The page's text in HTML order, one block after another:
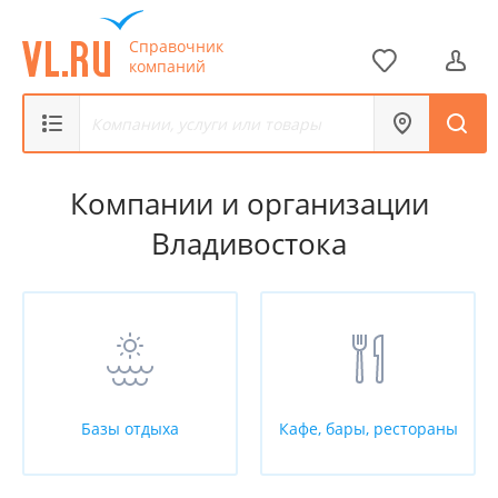
Справочник
компаний
Компании и организации
Владивостока
Базы отдыха Кафе, бары, рестораны